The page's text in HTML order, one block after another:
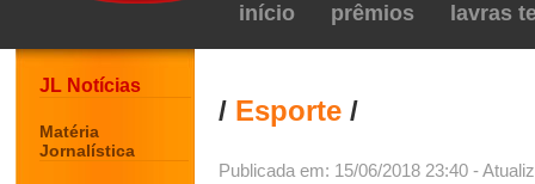
início prêmios lavras
JL Notícias
Matéria
Jornalística
/ Esporte /
Publicada em: 15/06/2018 23:40 -